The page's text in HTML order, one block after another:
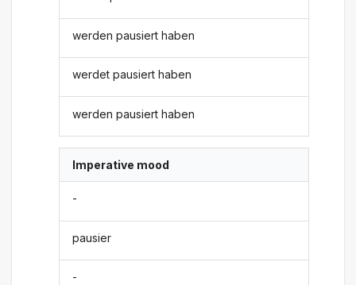
werden pausiert haben
werdet pausiert haben
werden pausiert haben
Imperative mood
-
pausier
-